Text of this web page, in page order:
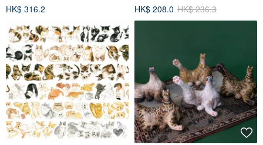
HK$ 316.2
HK$ 208.0 HK$ 236.3